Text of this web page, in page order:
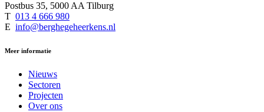
Postbus 35, 5000 AA Tilburg
T 013 4 666 980
E info@berghegeheerkens.nl
Meer informatie
Nieuws
Sectoren
Projecten
Over ons